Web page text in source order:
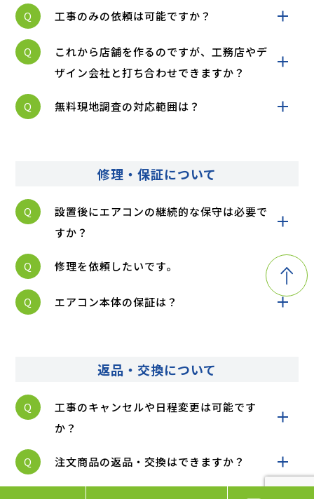
Q 工事のみの依頼は可能ですか？
Q
これから店舗を作るのですが、工務店やデ
ザイン会社と打ち合わせできますか？
Q 無料現地調査の対応範囲は？
修理・保証について
Q
設置後にエアコンの継続的な保守は必要で
すか？
Q 修理を依頼したいです。
Q エアコン本体の保証は？
返品・交換について
Q
工事のキャンセルや日程変更は可能です
か？
Q 注文商品の返品・交換はできますか？